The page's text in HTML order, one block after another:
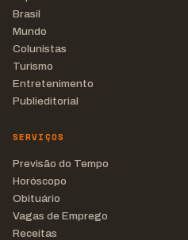
Brasil
Mundo
Colunistas
Turismo
Entretenimento
Publieditorial
SERVIÇOS
Previsão do Tempo
Horóscopo
Obituário
Vagas de Emprego
Receitas